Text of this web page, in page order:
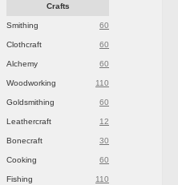
Crafts
Smithing 60
Clothcraft 60
Alchemy 60
Woodworking 110
Goldsmithing 60
Leathercraft 12
Bonecraft 30
Cooking 60
Fishing 110